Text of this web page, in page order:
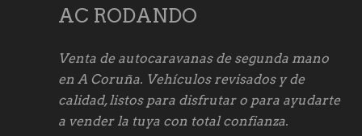
AC RODANDO
Venta de autocaravanas de segunda mano
en A Coruña. Vehículos revisados y de
calidad, listos para disfrutar o para ayudarte
a vender la tuya con total confianza.